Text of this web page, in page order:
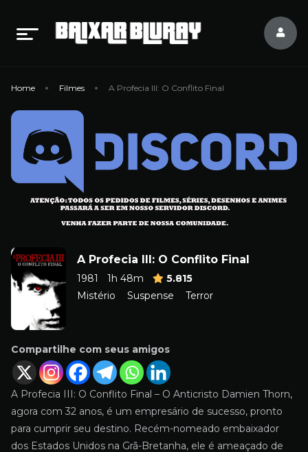
Home Filmes A Profecia III: O Conflito Final
A Profecia III: O Conflito Final
1981 1h 48m
5.815
Mistério
Suspense Terror
Compartilhe com seus amigos
A Profecia III: O Conflito Final – O Anticristo Damien Thorn,
agora com 32 anos, é um empresário de sucesso, pronto
para cumprir seu destino. Recém-nomeado embaixador
dos Estados Unidos na Grã-Bretanha, ele é ameaçado de